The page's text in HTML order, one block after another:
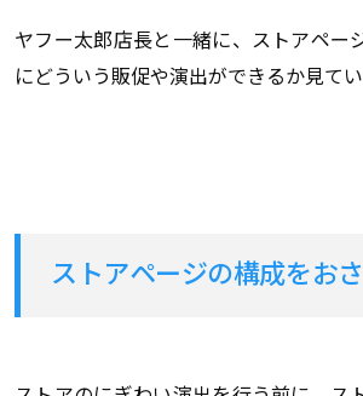
ヤフー太郎店長と一緒に、ストアペー
にどういう販促や演出ができるか見て
ストアページの構成をお